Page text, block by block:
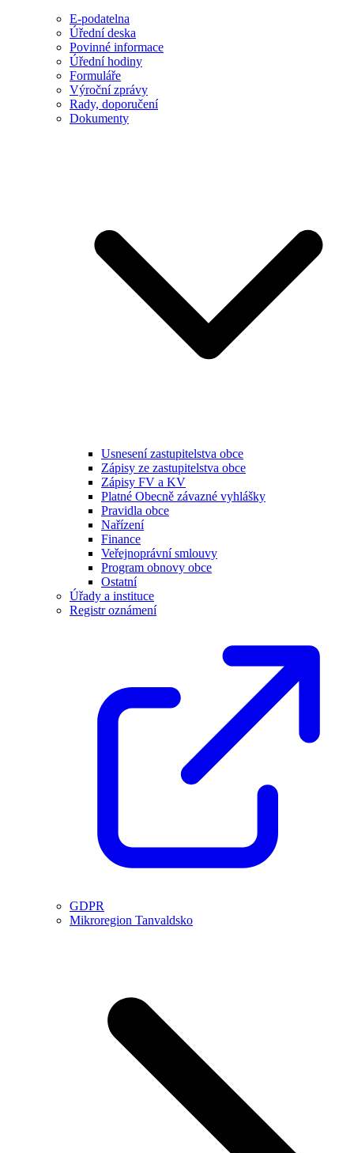
E-podatelna
Úřední deska
Povinné informace
Úřední hodiny
Formuláře
Výroční zprávy
Rady, doporučení
Dokumenty
Usnesení zastupitelstva obce
Zápisy ze zastupitelstva obce
Zápisy FV a KV
Platné Obecně závazné vyhlášky
Pravidla obce
Nařízení
Finance
Veřejnoprávní smlouvy
Program obnovy obce
Ostatní
Úřady a instituce
Registr oznámení
GDPR
Mikroregion Tanvaldsko